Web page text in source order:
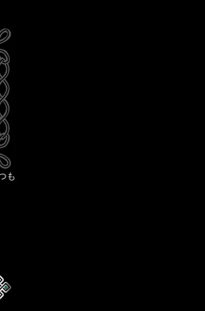
ありがとうございます 🟡Thank you for your